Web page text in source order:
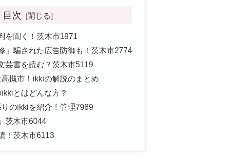
目次
を聞く！茨木市1971
」騙された広告防御も！茨木市2774
芸書を読む？茨木市5119
槻市！ikkiの解説のまとめ
とはどんな方？
のikkiを紹介！管理7989
茨木市6044
！茨木市6113